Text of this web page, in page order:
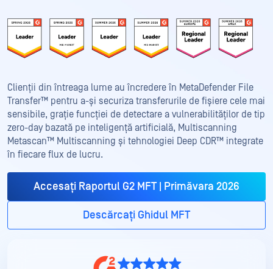
Clienții din întreaga lume au încredere în MetaDefender File
Transfer™ pentru a-și securiza transferurile de fișiere cele mai
sensibile, grație funcției de detectare a vulnerabilităților de tip
zero-day bazată pe inteligență artificială, Multiscanning
Metascan™ Multiscanning și tehnologiei Deep CDR™ integrate
în fiecare flux de lucru.
Accesați Raportul G2 MFT | Primăvara 2026
Descărcați Ghidul MFT